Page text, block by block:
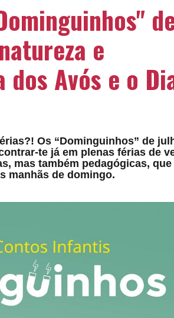
e
Avós e o
Os “Dominguinhos” de
te já em plenas férias de
mas também pedagógicas, que
manhãs de domingo.